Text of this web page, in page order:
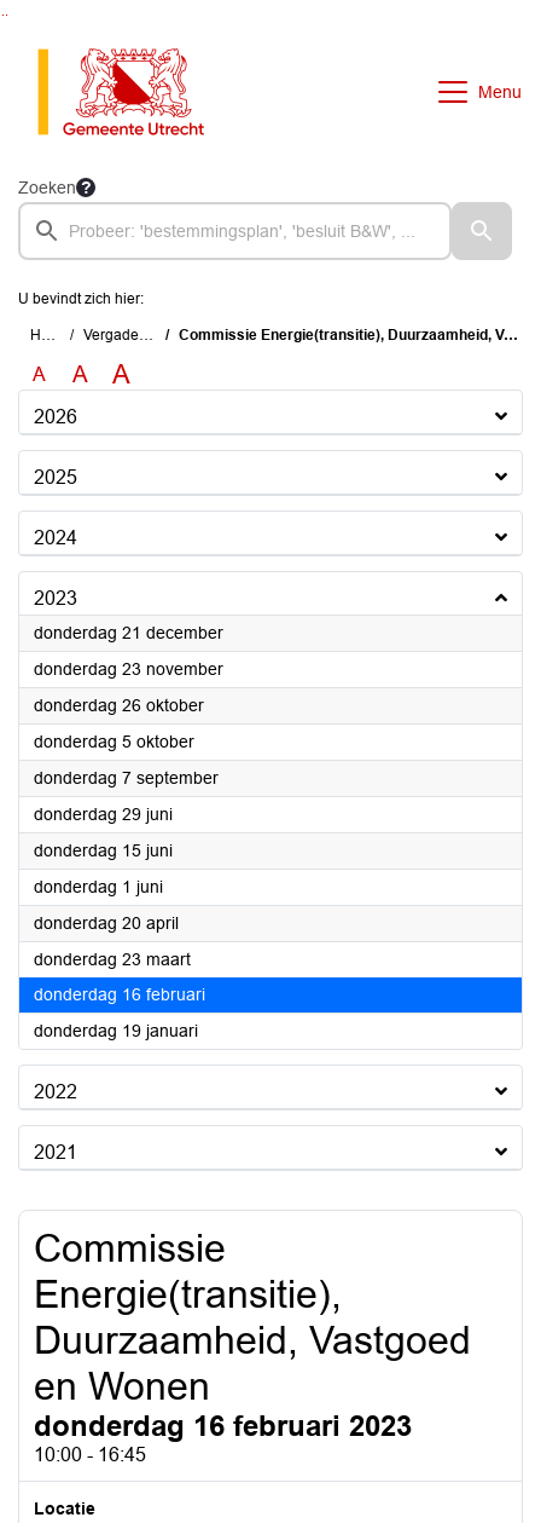
Menu
Zoeken
U bevindt zich hier:
Home Vergaderingen Commissie Energie(transitie), Duurzaamheid, Vastgoed en Wonen
A A A
2026
2025
2024
2023
donderdag 21 december2023
donderdag 23 november2023
donderdag 26 oktober2023
donderdag 5 oktober2023
donderdag 7 september2023
donderdag 29 juni2023
donderdag 15 juni2023
donderdag 1 juni2023
donderdag 20 april2023
donderdag 23 maart2023
donderdag 16 februari2023
donderdag 19 januari2023
2022
2021
Commissie
Energie(transitie),
Duurzaamheid, Vastgoed
en Wonen
donderdag 16 februari 2023
10:00 - 16:45
Locatie